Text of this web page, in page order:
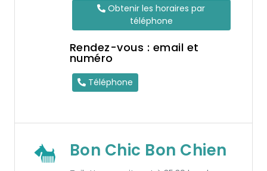
Obtenir les horaires par
téléphone
Rendez-vous : email et
numéro
Téléphone
Bon Chic Bon Chien